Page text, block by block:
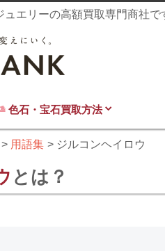
エリーの高額買取専門商社
色石・宝石買取方法
用語集 ジルコンヘイロウ
とは？